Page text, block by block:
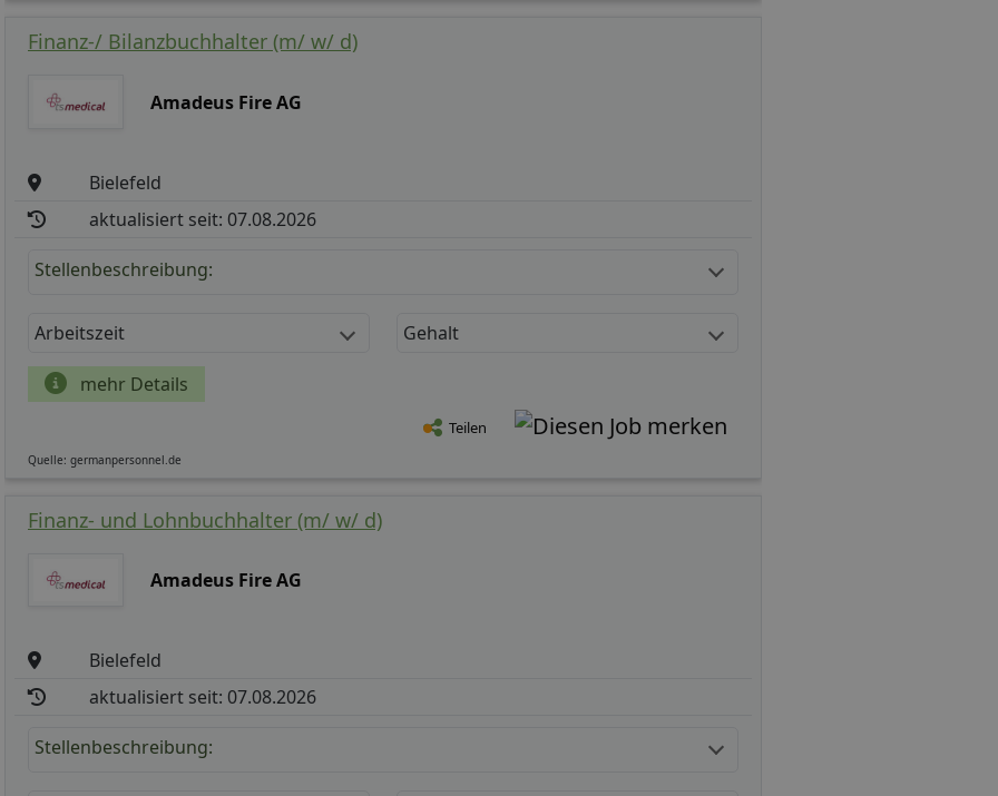
Finanz-/ Bilanzbuchhalter (m/ w/ d)
Amadeus Fire AG
Bielefeld
aktualisiert seit: 07.08.2026
Stellenbeschreibung:
Arbeitszeit Gehalt
mehr Details
Teilen
Quelle: germanpersonnel.de
Finanz- und Lohnbuchhalter (m/ w/ d)
Amadeus Fire AG
Bielefeld
aktualisiert seit: 07.08.2026
Stellenbeschreibung: